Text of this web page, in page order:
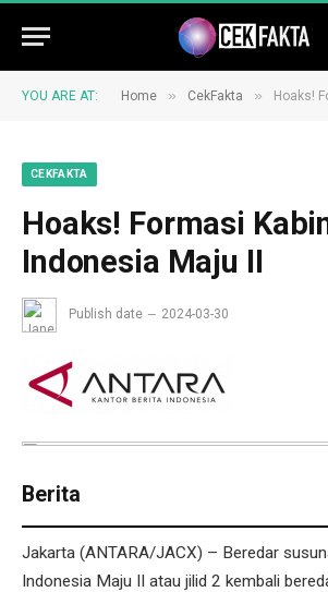
YOU ARE AT: Home » CekFakta » Hoaks!
CEKFAKTA
Hoaks! Formasi
Indonesia Maju II
Publish date 2024-03-30
Berita
Jakarta (ANTARA/JACX) – Beredar
Indonesia Maju II atau jilid 2 kembali